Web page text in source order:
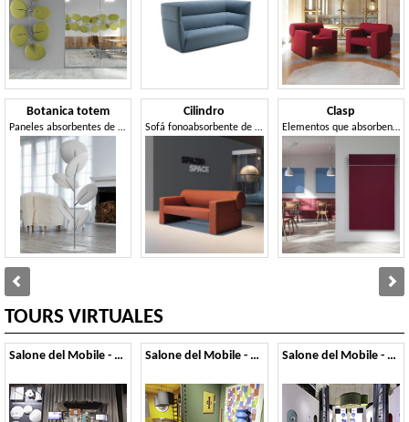
Botanica totem
Paneles absorbentes de sonido independientes
Cilindro
Sofá fonoabsorbente de inspiración minimalista
Clasp
Elementos que absorben el sonido en fibra Snowsound
TOURS VIRTUALES
Salone del Mobile - 2026 Salone del Mobile - 2025 Salone del Mobile - 2024